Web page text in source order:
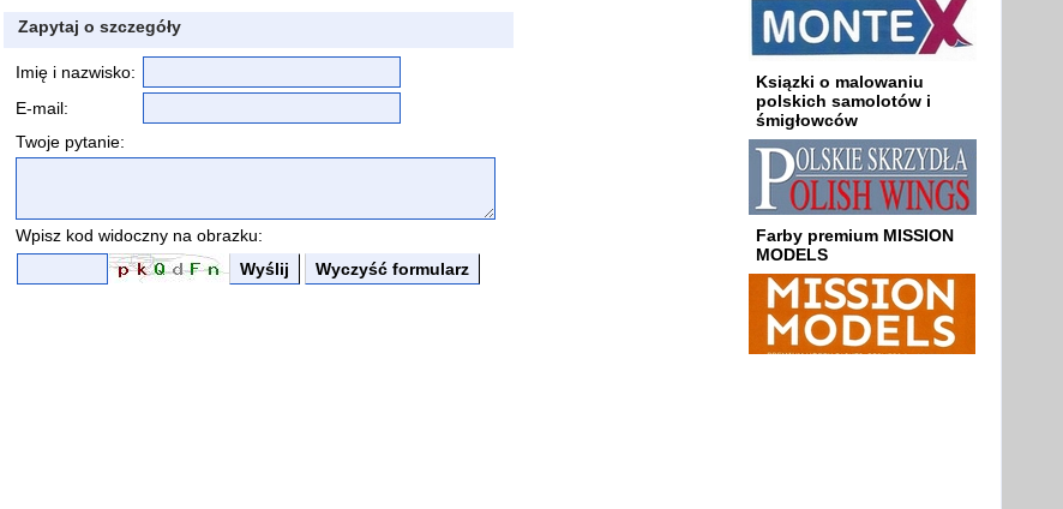
Zapytaj o szczegóły
Imię i nazwisko:
E-mail:
Twoje pytanie:
Wpisz kod widoczny na obrazku:
Ksiązki o malowaniu
polskich samolotów i
śmigłowców
Farby premium MISSION
MODELS